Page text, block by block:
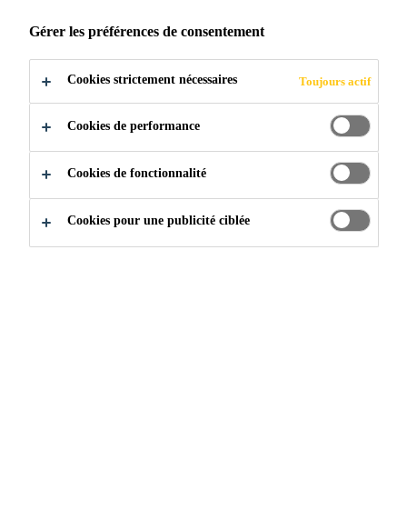
Industrie & Fabrication ... Adhésifs structuraux
Gérer les préférences de consentement
Cookies strictement nécessaires Toujours actif
Cookies de performance
Cookies de fonctionnalité
Cookies pour une publicité ciblée